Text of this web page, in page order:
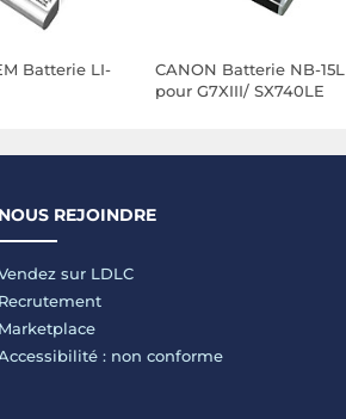
Batterie LI-
CANON Batterie NB-15L
pour G7XIII/ SX740LE
NOUS REJOINDRE
sur LDLC
Recrutement
Marketplace
: non conforme